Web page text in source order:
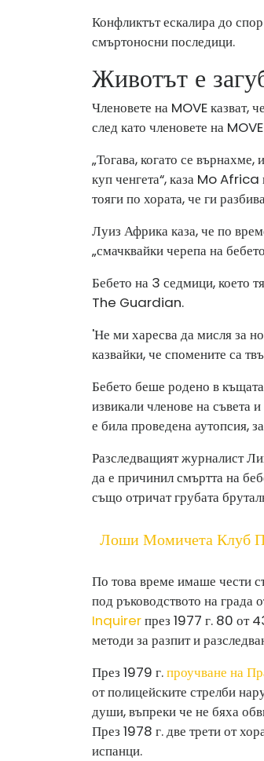
Конфликтът ескалира до
смъртоносни последици.
Животът е
Членовете на MOVE казват,
след като членовете на
„Тогава, когато се
куп ченгета“, каза Mo Africa
тояги по хората, че ги
Луиз Африка каза, че по
„смачквайки черепа на
Бебето на 3 седмици, което
The ​​Guardian.
'Не ми харесва да мисля за
казвайки, че спомените са
Бебето беше родено в
извикали членове на съвета
е била проведена аутопсия,
Разследващият журналист
да е причинил смъртта на
също отричат ​​грубата
Лоши Момичета Клуб
По това време имаше чести
под ръководството на града
Inquirerпрез 1977 г. 80 от
методи за разпит и
През 1979 г.проучване на
от полицейските стрелби
души, въпреки че не бяха
През 1978 г. две трети от
испанци.